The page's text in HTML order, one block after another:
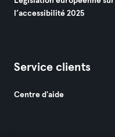
l’accessibilité 2025
Service clients
Centre d'aide